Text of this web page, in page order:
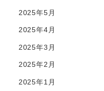
2025年5月
2025年4月
2025年3月
2025年2月
2025年1月